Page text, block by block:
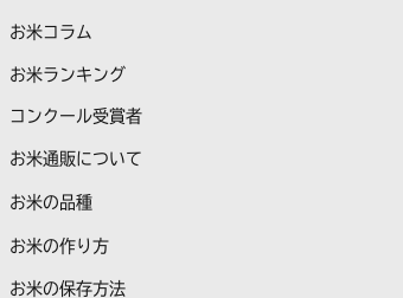
お米コラム
お米ランキング
コンクール受賞者
お米通販について
お米の品種
お米の作り方
お米の保存方法